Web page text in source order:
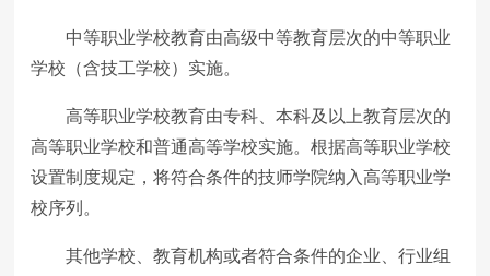
中等职业学校教育由高级中等教育层次的中等职业
学校（含技工学校）实施。
高等职业学校教育由专科、本科及以上教育层次的
高等职业学校和普通高等学校实施。根据高等职业学校
设置制度规定，将符合条件的技师学院纳入高等职业学
校序列。
其他学校、教育机构或者符合条件的企业、行业组